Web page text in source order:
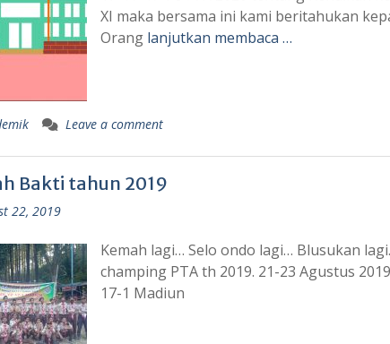
XI maka bersama ini kami beritahukan
Orang lanjutkan membaca …
Bakti tahun 2019
Kemah lagi… Selo ondo lagi… Blusukan lagi…
champing PTA th 2019. 21-23 Agustus
17-1 Madiun